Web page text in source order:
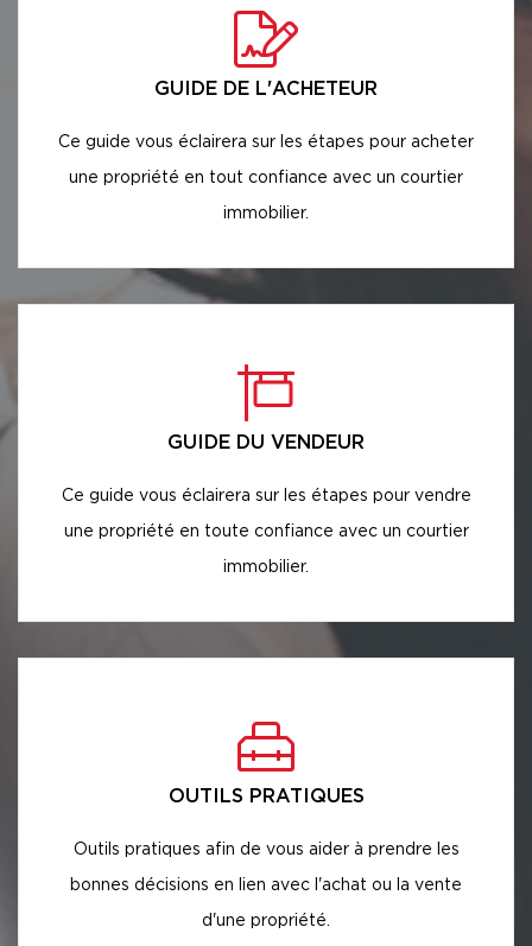
GUIDE DE L'ACHETEUR
Ce guide vous éclairera sur les étapes pour acheter
une propriété en tout confiance avec un courtier
immobilier.
GUIDE DU VENDEUR
Ce guide vous éclairera sur les étapes pour vendre
une propriété en toute confiance avec un courtier
immobilier.
OUTILS PRATIQUES
Outils pratiques afin de vous aider à prendre les
bonnes décisions en lien avec l'achat ou la vente
d'une propriété.